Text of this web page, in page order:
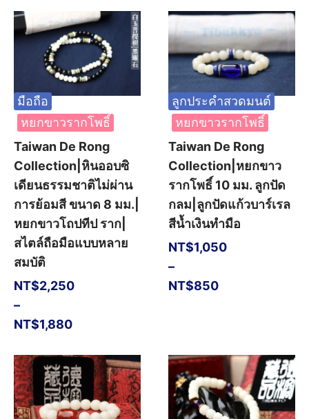
มือถือ
หยกขาวรากโพธิ์
Taiwan De Rong
Collection|หินออบซิ
เดียนธรรมชาติไม่ผ่าน
การย้อมสี ขนาด 8 มม.|
หยกขาวโถปทีป ราก|
สไตล์ถือมือแบบหลาย
สมบัติ
NT$1,880
–
NT$2,250
ลูกประคำสวดมนต์
หยกขาวรากโพธิ์
Taiwan De Rong
Collection|หยกขาว
รากโพธิ์ 10 มม. ลูกปัด
กลม|ลูกปัดแก้วบาร์เรล
สีน้ำเงินทำมือ
NT$850
–
NT$1,050